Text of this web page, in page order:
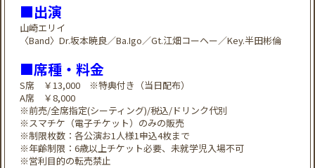
■出演
山崎エリイ
〈Band〉Dr.坂本暁良／Ba.Igo／Gt.江畑コーヘー／Key.半田彬倫
■席種・料金
S席 ￥13,000 ※特典付き（当日配布）
A席 ￥8,000
※前売/全席指定(シーティング)/税込/ドリンク代別
※スマチケ（電子チケット）のみの販売
※制限枚数：各公演お1人様1申込4枚まで
※年齢制限：6歳以上チケット必要、未就学児入場不可
※営利目的の転売禁止